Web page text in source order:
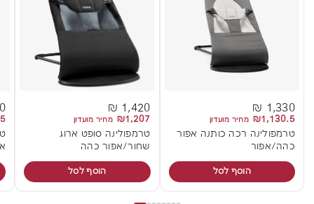
1,330 ₪
₪1,130.5 מחיר מועדון
טרמפולינה רכה כותנה אפור
כהה/אפור
הוסף לסל
1,420 ₪
₪1,207 מחיר מועדון
טרמפולינה סופט ארוג
שחור/אפור כהה
הוסף לסל